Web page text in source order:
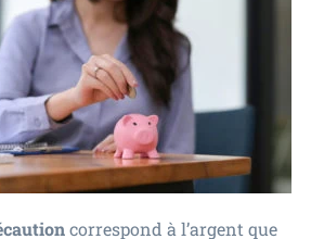
correspond à l’argent que